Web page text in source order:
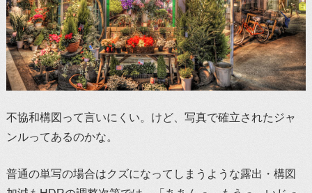
不協和構図って言いにくい。けど、写真で確立されたジャ
ンルってあるのかな。
普通の単写の場合はクズになってしまうような露出・構図